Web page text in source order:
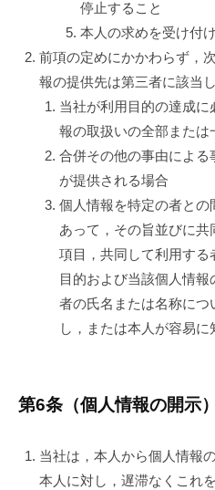
停止すること
本人の求めを受け付
前項の定めにかかわらず，
報の提供先は第三者に該当
当社が利用目的の達成
報の取扱いの全部または
合併その他の事由によ
が提供される場合
個人情報を特定の者と
あって，その旨並びに
項目，共同して利用す
目的および当該個人情
者の氏名または名称に
し，または本人が容易
第6条（個人情報の開示）
当社は，本人から個人情報
本人に対し，遅滞なくこれ